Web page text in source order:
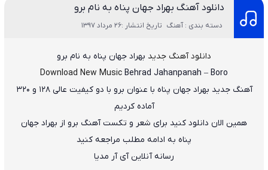
دانلود آهنگ بهراد جهان پناه به نام برو
دسته بندی : آهنگ تاریخ انتشار :26 مرداد 1397
دانلود آهنگ جدید بهراد جهان پناه به نام برو
Download New Music Behrad Jahanpanah – Boro
آهنگ جدید بهراد جهان پناه با عنوان برو
با دو کیفیت عالی ۱۲۸ و ۳۲۰
آماده کردیم
همین الان دانلود کنید برای شعر و تکست آهنگ برو از بهراد جهان
پناه به ادامه مطلب مراجعه کنید
رسانه آنلاین آی آر مدیا